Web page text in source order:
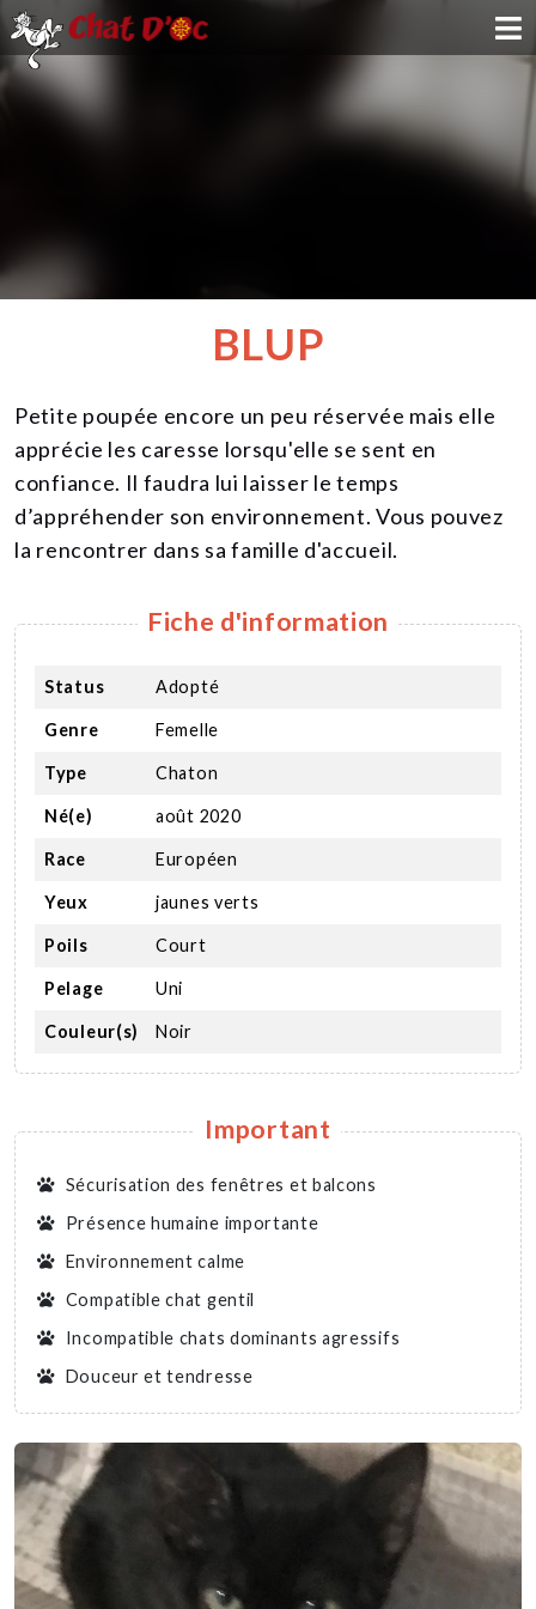
ADOPTION
NOUS SOUTENIR
CONTACT
BLUP
Petite poupée encore un peu réservée mais elle
apprécie les caresse lorsqu'elle se sent en
confiance. Il faudra lui laisser le temps
d’appréhender son environnement. Vous pouvez
la rencontrer dans sa famille d'accueil.
Fiche d'information
Status Adopté
Genre Femelle
Type Chaton
Né(e) août 2020
Race Européen
Yeux jaunes verts
Poils Court
Pelage Uni
Couleur(s) Noir
Important
Sécurisation des fenêtres et balcons
Présence humaine importante
Environnement calme
Compatible chat gentil
Incompatible chats dominants agressifs
Douceur et tendresse